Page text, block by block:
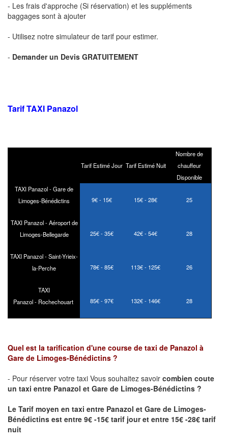
- Les frais d'approche (Si réservation) et les suppléments
baggages sont à ajouter
- Utilisez notre simulateur de tarif pour estimer.
- Demander un Devis GRATUITEMENT
Tarif TAXI Panazol
Tarif Estimé Jour Tarif Estimé Nuit
Nombre de
chauffeur
Disponible
TAXI Panazol - Gare de
Limoges-Bénédictins
9€ - 15€ 15€ - 28€ 25
TAXI Panazol - Aéroport de
Limoges-Bellegarde
25€ - 35€ 42€ - 54€ 28
TAXI Panazol - Saint-Yrieix-
la-Perche
78€ - 85€ 113€ - 125€ 26
TAXI
Panazol - Rochechouart
85€ - 97€ 132€ - 146€ 28
Quel est la tarification d'une course de taxi de Panazol à
Gare de Limoges-Bénédictins ?
- Pour réserver votre taxi Vous souhaitez savoir combien coute
un taxi entre Panazol et Gare de Limoges-Bénédictins ?
Le Tarif moyen en taxi entre Panazol et Gare de Limoges-
Bénédictins est entre 9€ -15€ tarif jour et entre 15€ -28€ tarif
nuit